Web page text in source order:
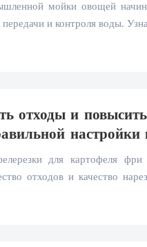
мойки овощей
и контроля воды.
отходы и
настройки
для картофеля
отходов и качество
и повысить